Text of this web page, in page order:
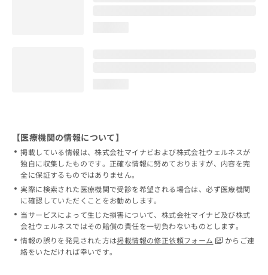
【医療機関の情報について】
掲載している情報は、株式会社マイナビおよび株式会社ウェルネスが
独自に収集したものです。正確な情報に努めておりますが、内容を完
全に保証するものではありません。
実際に検索された医療機関で受診を希望される場合は、必ず医療機関
に確認していただくことをお勧めします。
当サービスによって生じた損害について、株式会社マイナビ及び株式
会社ウェルネスではその賠償の責任を一切負わないものとします。
情報の誤りを発見された方は掲載情報の修正依頼フォーム
からご連
絡をいただければ幸いです。